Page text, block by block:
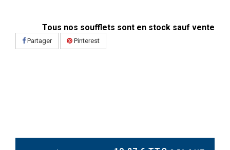
Tous nos soufflets sont en stock sauf vente
Partager Pinterest